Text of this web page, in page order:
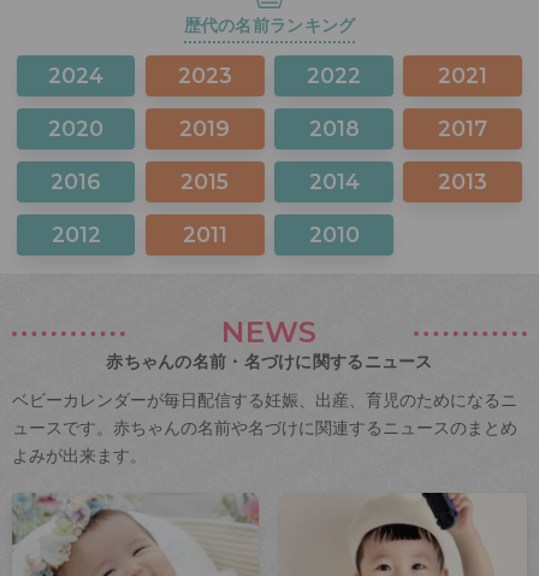
歴代の名前ランキング
2024 2023 2022 2021
2020 2019 2018 2017
2016 2015 2014 2013
2012 2011 2010
NEWS
赤ちゃんの名前・名づけに関するニュース
ベビーカレンダーが毎日配信する妊娠、出産、育児のためになるニ
ュースです。赤ちゃんの名前や名づけに関連するニュースのまとめ
よみが出来ます。